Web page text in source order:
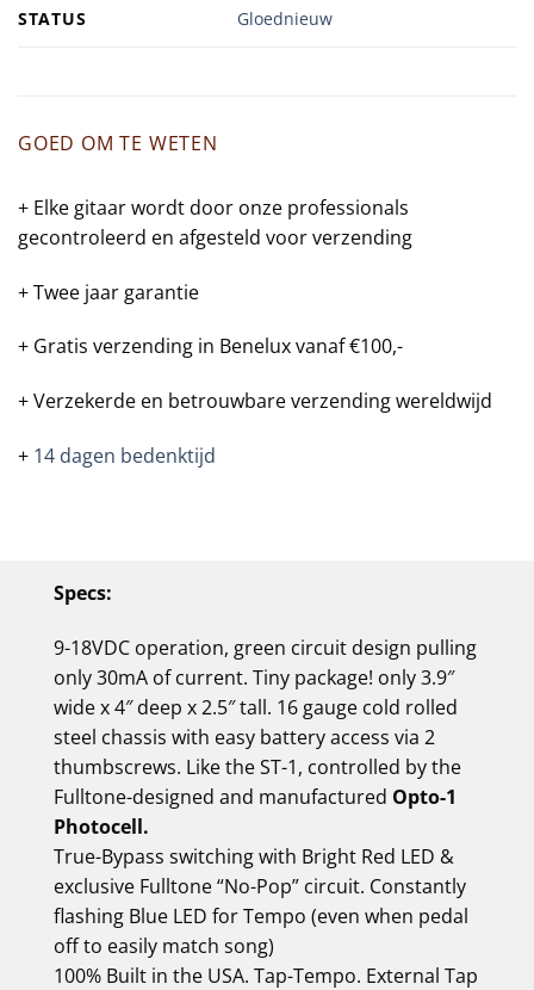
STATUS Gloednieuw
GOED OM TE WETEN
+ Elke gitaar wordt door onze professionals
gecontroleerd en afgesteld voor verzending
+ Twee jaar garantie
+ Gratis verzending in Benelux vanaf €100,-
+ Verzekerde en betrouwbare verzending wereldwijd
+ 14 dagen bedenktijd
Specs:
9-18VDC operation, green circuit design pulling
only 30mA of current. Tiny package! only 3.9″
wide x 4″ deep x 2.5″ tall. 16 gauge cold rolled
steel chassis with easy battery access via 2
thumbscrews. Like the ST-1, controlled by the
Fulltone-designed and manufactured Opto-1
Photocell.
True-Bypass switching with Bright Red LED &
exclusive Fulltone “No-Pop” circuit. Constantly
flashing Blue LED for Tempo (even when pedal
off to easily match song)
100% Built in the USA. Tap-Tempo. External Tap